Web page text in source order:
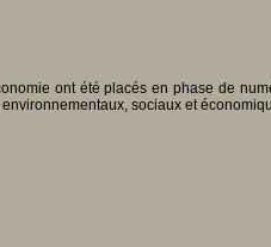
ont été placés en phase de
sociaux et